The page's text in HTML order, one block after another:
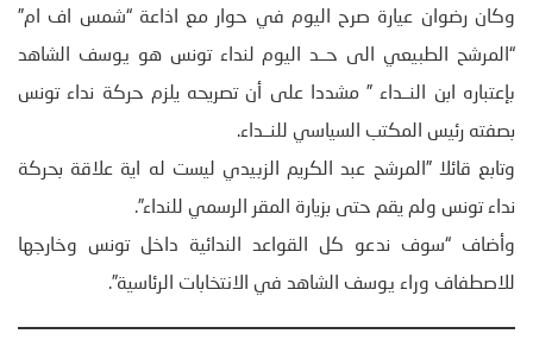
وكان رضوان عيارة صرح اليوم في حوار مع اذاعة “شمس اف ام”
“المرشح الطبيعي الى حــد اليوم لنداء تونس هو يوسف الشاهد
بإعتباره ابن النــداء ” مشددا على أن تصريحه يلزم حركة نداء تونس
بصفته رئيس المكتب السياسي للنــداء.
وتابع قائلا ”المرشح عبد الكريم الزبيدي ليست له اية علاقة بحركة
نداء تونس ولم يقم حتى بزيارة المقر الرسمي للنداء”.
وأضاف “سوف ندعو كل القواعد الندائية داخل تونس وخارجها
للاصطفاف وراء يوسف الشاهد في الانتخابات الرئاسية”.